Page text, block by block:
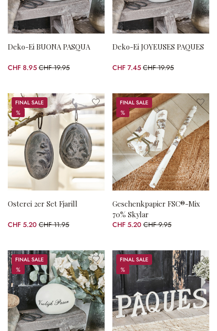
Deko-Ei BUONA PASQUA
CHF 8.95 CHF 19.95
(55.14% gespart)
Deko-Ei JOYEUSES PAQUES
CHF 7.45 CHF 19.95
(62.66% gespart)
Sale
%
%
Osterei 2er Set Fjarill
CHF 5.20 CHF 11.95
(56.49% gespart)
Sale
%
%
Geschenkpapier FSC®-Mix
70% Skylar
CHF 5.20 CHF 9.95
(47.74% gespart)
Sale
%
%
Sale
%
%